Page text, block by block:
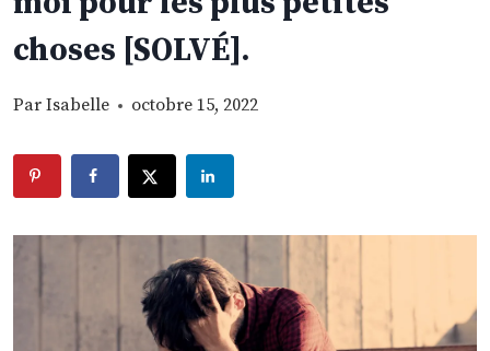
choses [SOLVÉ].
Par Isabelle octobre 15, 2022